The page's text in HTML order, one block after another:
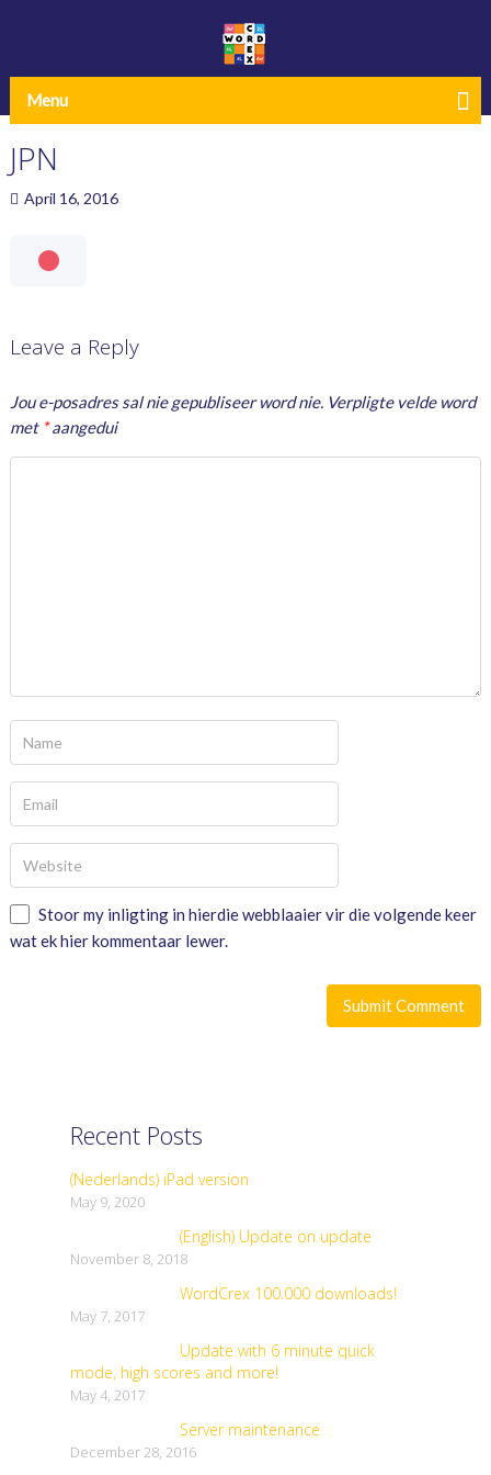
Menu
JPN
April 16, 2016
Leave a Reply
Jou e-posadres sal nie gepubliseer word nie. Verpligte velde word
met *aangedui
Stoor my inligting in hierdie webblaaier vir die volgende keer
wat ek hier kommentaar lewer.
Recent Posts
(Nederlands) iPad version
May 9, 2020
(English) Update on update
November 8, 2018
WordCrex 100.000 downloads!
May 7, 2017
Update with 6 minute quick
mode, high scores and more!
May 4, 2017
Server maintenance
December 28, 2016